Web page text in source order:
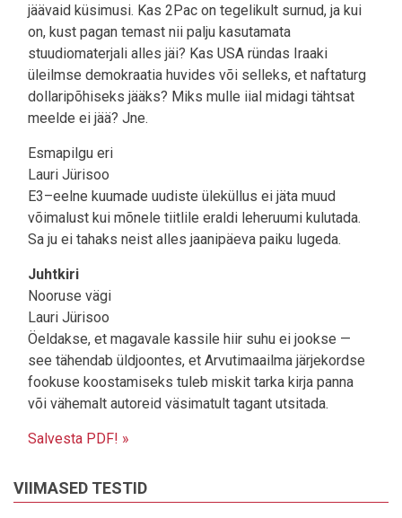
jäävaid küsimusi. Kas 2Pac on tegelikult surnud, ja kui
on, kust pagan temast nii palju kasutamata
stuudiomaterjali alles jäi? Kas USA ründas Iraaki
üleilmse demokraatia huvides või selleks, et naftaturg
dollaripõhiseks jääks? Miks mulle iial midagi tähtsat
meelde ei jää? Jne.
Esmapilgu eri
Lauri Jürisoo
E3–eelne kuumade uudiste üleküllus ei jäta muud
võimalust kui mõnele tiitlile eraldi leheruumi kulutada.
Sa ju ei tahaks neist alles jaanipäeva paiku lugeda.
Juhtkiri
Nooruse vägi
Lauri Jürisoo
Öeldakse, et magavale kassile hiir suhu ei jookse —
see tähendab üldjoontes, et Arvutimaailma järjekordse
fookuse koostamiseks tuleb miskit tarka kirja panna
või vähemalt autoreid väsimatult tagant utsitada.
Salvesta PDF! »
VIIMASED TESTID